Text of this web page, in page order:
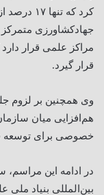
کرد که
مراکز علمی قرار
قرار گیرد.
وی همچنین بر لزوم
هم‌افزایی میان
خصوصی برای توسعه
در ادامه این
بین‌المللی بنیاد ملی